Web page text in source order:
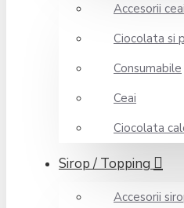
Accesorii ceai
Ciocolata si
Consumabile
Ceai
Ciocolata
Sirop / Topping
Accesorii